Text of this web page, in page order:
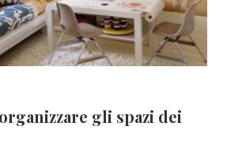
gli spazi dei